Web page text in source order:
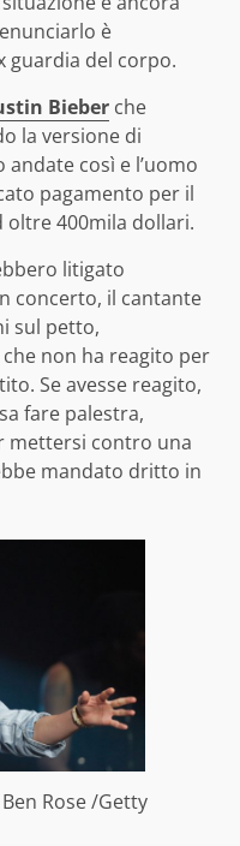
è
guardia del corpo.
Bieber che
la versione di
così e l’uomo
pagamento per il
oltre 400mila dollari.
litigato
concerto, il cantante
sul petto,
non ha reagito per
Se avesse reagito,
fare palestra,
mettersi contro una
mandato dritto in
Rose /Getty